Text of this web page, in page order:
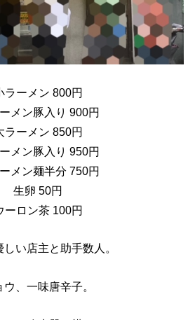
ラーメン 800円
メン豚入り 900円
ラーメン 850円
メン豚入り 950円
メン麺半分 750円
生卵 50円
ーロン茶 100円
い店主と助手数人。
、一味唐辛子。